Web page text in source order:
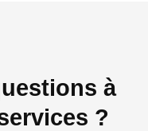
à
?